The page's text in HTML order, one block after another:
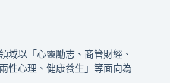
域以「心靈勵志、商管財經、
性心理、健康養生」等面向為